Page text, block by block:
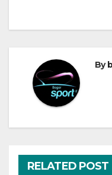
By
RELATED POST